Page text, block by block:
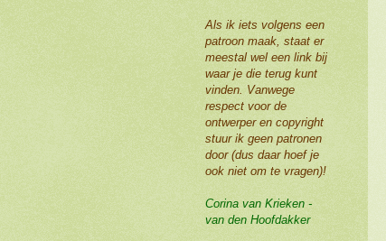
Als ik iets volgens een
patroon maak, staat er
meestal wel een link bij
waar je die terug kunt
vinden. Vanwege
respect voor de
ontwerper en copyright
stuur ik geen patronen
door (dus daar hoef je
ook niet om te vragen)!
Corina van Krieken -
van den Hoofdakker